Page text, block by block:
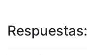
Respuestas: